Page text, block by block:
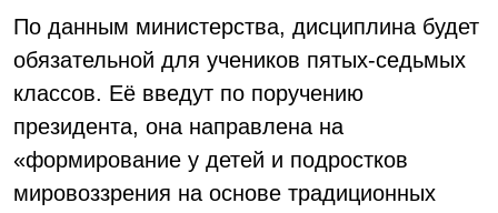
По данным министерства, дисциплина будет
обязательной для учеников пятых-седьмых
классов. Её введут по поручению
президента, она направлена на
«формирование у детей и подростков
мировоззрения на основе традиционных